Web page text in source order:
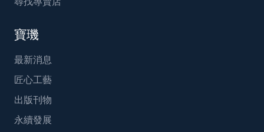
寶璣
最新消息
匠心工藝
出版刊物
永續發展